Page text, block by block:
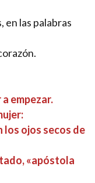
en las palabras
empezar.
los ojos secos de
«apóstola